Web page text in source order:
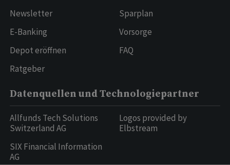
Newsletter
E-Banking
Depot eröffnen
Ratgeber
Sparplan
Vorsorge
FAQ
Datenquellen und Technologiepartner
Allfunds Tech Solutions
Switzerland AG
SIX Financial Information
AG
Logos provided by
Elbstream